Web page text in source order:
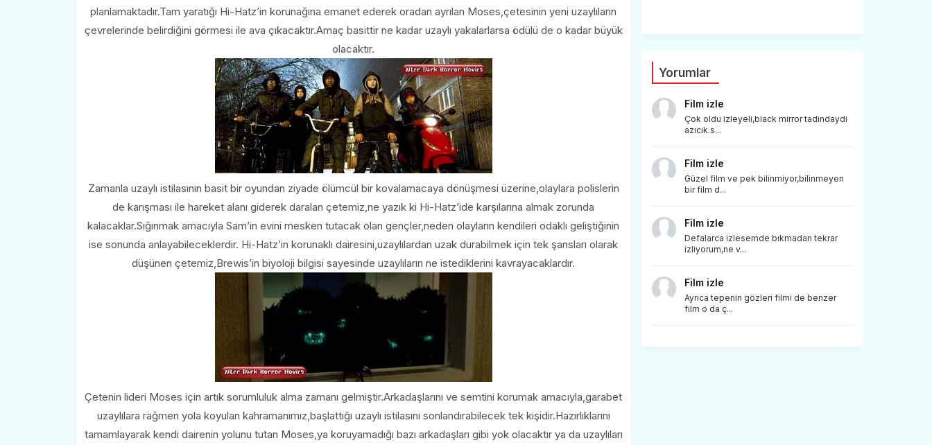
planlamaktadır.Tam yaratığı Hi-Hatz’in korunağına emanet ederek oradan ayrılan Moses,çetesinin yeni uzaylıların
çevrelerinde belirdiğini görmesi ile ava çıkacaktır.Amaç basittir ne kadar uzaylı yakalarlarsa ödülü de o kadar büyük
olacaktır.
Zamanla uzaylı istilasının basit bir oyundan ziyade ölümcül bir kovalamacaya dönüşmesi üzerine,olaylara polislerin
de karışması ile hareket alanı giderek daralan çetemiz,ne yazık ki Hi-Hatz’ide karşılarına almak zorunda
kalacaklar.Sığınmak amacıyla Sam’in evini mesken tutacak olan gençler,neden olayların kendileri odaklı geliştiğinin
ise sonunda anlayabileceklerdir. Hi-Hatz’in korunaklı dairesini,uzaylılardan uzak durabilmek için tek şansları olarak
düşünen çetemiz,Brewis’in biyoloji bilgisi sayesinde uzaylıların ne istediklerini kavrayacaklardır.
Çetenin lideri Moses için artık sorumluluk alma zamanı gelmiştir.Arkadaşlarını ve semtini korumak amacıyla,garabet
uzaylılara rağmen yola koyulan kahramanımız,başlattığı uzaylı istilasını sonlandırabilecek tek kişidir.Hazırlıklarını
tamamlayarak kendi dairenin yolunu tutan Moses,ya koruyamadığı bazı arkadaşları gibi yok olacaktır ya da uzaylıları
Yorumlar
Film izle
Çok oldu izleyeli,black mirror tadindaydi
azıcık.s...
Film izle
Güzel film ve pek bilinmiyor,bilinmeyen
bir film d...
Film izle
Defalarca izlesemde bıkmadan tekrar
izliyorum,ne v...
Film izle
Ayrıca tepenin gözleri filmi de benzer
film o da ç...